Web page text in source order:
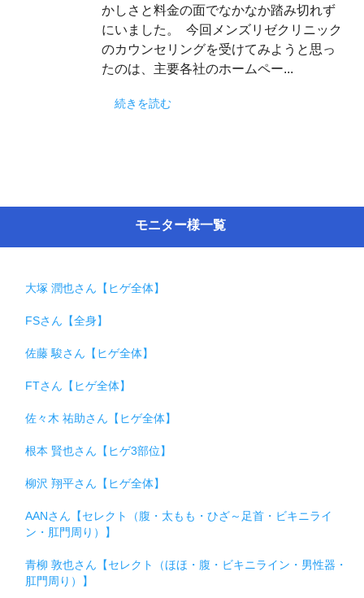
かしさと料金の面でなかなか踏み切れず
にいました。 今回メンズリゼクリニック
のカウンセリングを受けてみようと思っ
たのは、主要各社のホームペー...
続きを読む
モニター様一覧
大塚 潤也さん【ヒゲ全体】
FSさん【全身】
佐藤 駿さん【ヒゲ全体】
FTさん【ヒゲ全体】
佐々木 祐助さん【ヒゲ全体】
根本 賢也さん【ヒゲ3部位】
柳沢 翔平さん【ヒゲ全体】
AANさん【セレクト（腹・太もも・ひざ～足首・ビキニライ
ン・肛門周り）】
青柳 敦也さん【セレクト（ほほ・腹・ビキニライン・男性器・
肛門周り）】